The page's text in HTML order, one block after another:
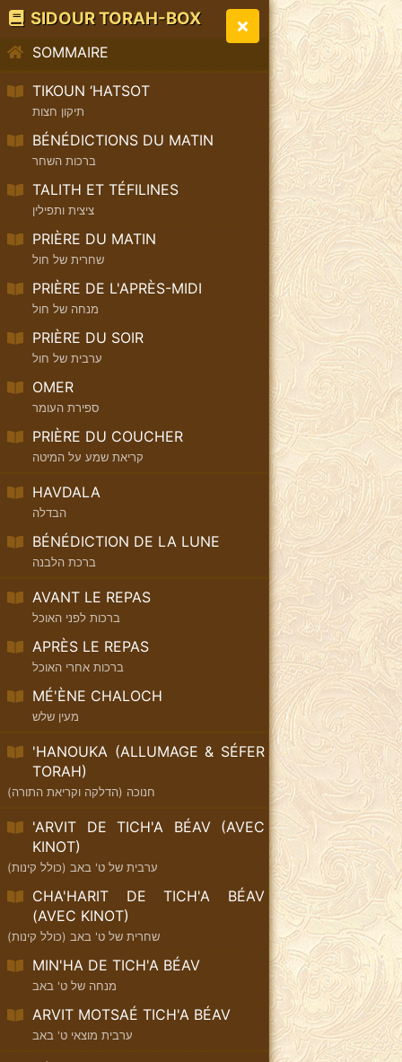
SIDOUR TORAH-BOX
SOMMAIRE
TIKOUN ‘HATSOT
תיקון חצות
BÉNÉDICTIONS DU MATIN
ברכות השחר
TALITH ET TÉFILINES
ציצית ותפילין
PRIÈRE DU MATIN
שחרית של חול
PRIÈRE DE L'APRÈS-MIDI
מנחה של חול
PRIÈRE DU SOIR
ערבית של חול
OMER
ספירת העומר
PRIÈRE DU COUCHER
קריאת שמע על המיטה
HAVDALA
הבדלה
BÉNÉDICTION DE LA LUNE
ברכת הלבנה
AVANT LE REPAS
ברכות לפני האוכל
APRÈS LE REPAS
ברכות אחרי האוכל
MÉ'ÈNE CHALOCH
מעין שלש
'HANOUKA (ALLUMAGE & SÉFER
TORAH)
חנוכה (הדלקה וקריאת התורה)
'ARVIT DE TICH'A BÉAV (AVEC
KINOT)
ערבית של ט' באב (כולל קינות)
CHA'HARIT DE TICH'A BÉAV
(AVEC KINOT)
שחרית של ט' באב (כולל קינות)
MIN'HA DE TICH'A BÉAV
מנחה של ט' באב
ARVIT MOTSAÉ TICH'A BÉAV
ערבית מוצאי ט' באב